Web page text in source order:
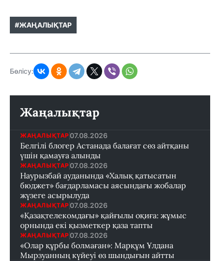
#ЖАҢАЛЫҚТАР
Бөлісу:
Жаңалықтар
ЖАҢАЛЫҚТАР 07.08.2026
Белгілі блогер Астанада балағат сөз айтқаны
үшін қамауға алынды
ЖАҢАЛЫҚТАР 07.08.2026
Наурызбай ауданында «Халық қатысатын
бюджет» бағдарламасы аясындағы жобалар
жүзеге асырылуда
ЖАҢАЛЫҚТАР 07.08.2026
«Қазақтелекомдағы» қайғылы оқиға: жұмыс
орнында екі қызметкер қаза тапты
ЖАҢАЛЫҚТАР 07.08.2026
«Олар құрбы болмаған»: Марқұм Ұлдана
Мырзуанның күйеуі өз шындығын айтты